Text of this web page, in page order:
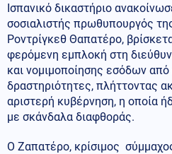
Ισπανικό δικαστήριο
σοσιαλιστής πρωθυπουργός
Ροντρίγκεθ Θαπατέρο,
φερόμενη εμπλοκή στη
και νομιμοποίησης εσόδων
δραστηριότητες, πλήττοντας
αριστερή κυβέρνηση, η οποία
με σκάνδαλα διαφθοράς.
Ο Ζαπατέρο, κρίσιμος